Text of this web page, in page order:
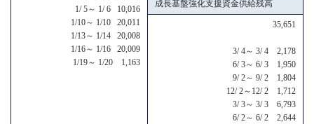
1/ 5～ 1/ 6 10,016
1/10～ 1/10 20,011
1/13～ 1/14 20,008
1/16～ 1/16 20,009
1/19～ 1/20 1,163
成長基盤強化支援資金供給残高
35,651
3/ 4～ 3/ 4 2,178
6/ 3～ 6/ 3 1,950
9/ 2～ 9/ 2 1,804
12/ 2～12/ 2 1,712
3/ 3～ 3/ 3 6,793
6/ 2～ 6/ 2 2,644